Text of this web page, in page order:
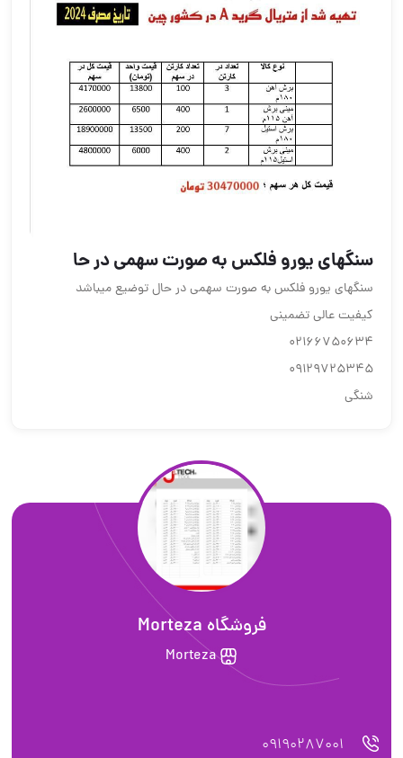
سنگهای یورو فلکس به صورت سهمی در حا
سنگهای یورو فلکس به صورت سهمی در حال توضیع میباشد
کیفیت عالی تضمینی
02166750634
09129725345
شنگی
فروشگاه Morteza
Morteza
09190287001